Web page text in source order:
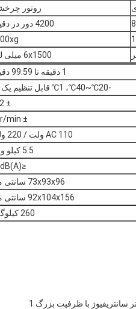
روتور
4200 دور در دقیقه
6x1500 میلی لیتر
1 دقیقه تا 99:59 دقیقه
-20℃~40℃، 1℃ قابل تنظیم یک بار
± 2 ℃
± 10r/min
AC 110 ولت / 220 ولت
5.5 کیلو وات
≤65dB(A)
73x93x96 سانتی متر
92x104x156 سانتی متر
260 کیلوگرم